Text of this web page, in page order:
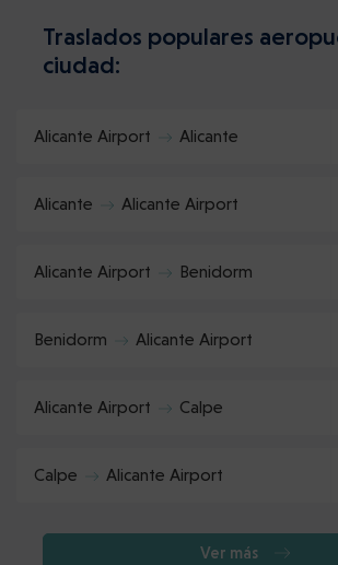
Traslados populares
ciudad:
Alicante Airport Alicante
Alicante Alicante Airport
Alicante Airport Benidorm
Benidorm Alicante Airport
Alicante Airport Calpe
Calpe Alicante Airport
Ver más